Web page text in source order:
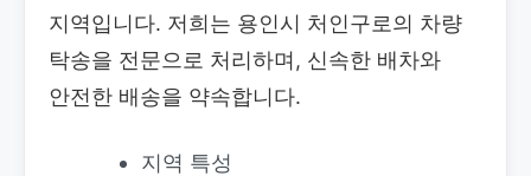
지역입니다. 저희는 용인시 처인구로의 차량
탁송을 전문으로 처리하며, 신속한 배차와
안전한 배송을 약속합니다.
지역 특성